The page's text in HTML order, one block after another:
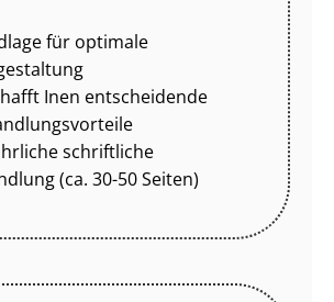
für optimale
Inen entscheidende
schriftliche
(ca. 30-50 Seiten)